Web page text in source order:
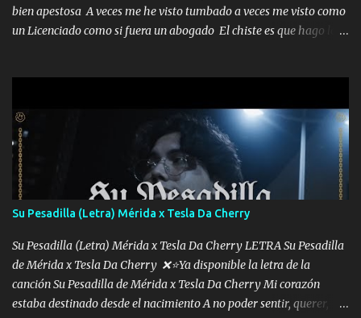
bien apestosa A veces me he visto tumbado a veces me visto como
un Licenciado como si fuera un abogado El chiste es que hago lo
corriente no quieren verte subir de level trucha mis plebes Música
A veces me pongo un sombrero a veces me ven la cachucha de lado
con la mirada siempre en alto A veces me fajó una super o a veces
me fajó una Glock siempre armado todas las generaciones yo
traigo El chiste es que hago lo que quiero pues así soy me mandó
yo tengo el control a todos yo les paro el dedo soy hocicon un
malcriado un malandrón Que Les importa no saben nada falsas
las risas las que me miran hay gente corriente no quieren ve...
Su Pesadilla (Letra) Mérida x Tesla Da Cherry
Su Pesadilla (Letra) Mérida x Tesla Da Cherry LETRA Su Pesadilla
de Mérida x Tesla Da Cherry ❌⭐Ya disponible la letra de la
canción Su Pesadilla de Mérida x Tesla Da Cherry Mi corazón
estaba destinado desde el nacimiento A no poder sentir, querer,